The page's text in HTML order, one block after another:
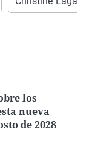
los
nueva
de 2028